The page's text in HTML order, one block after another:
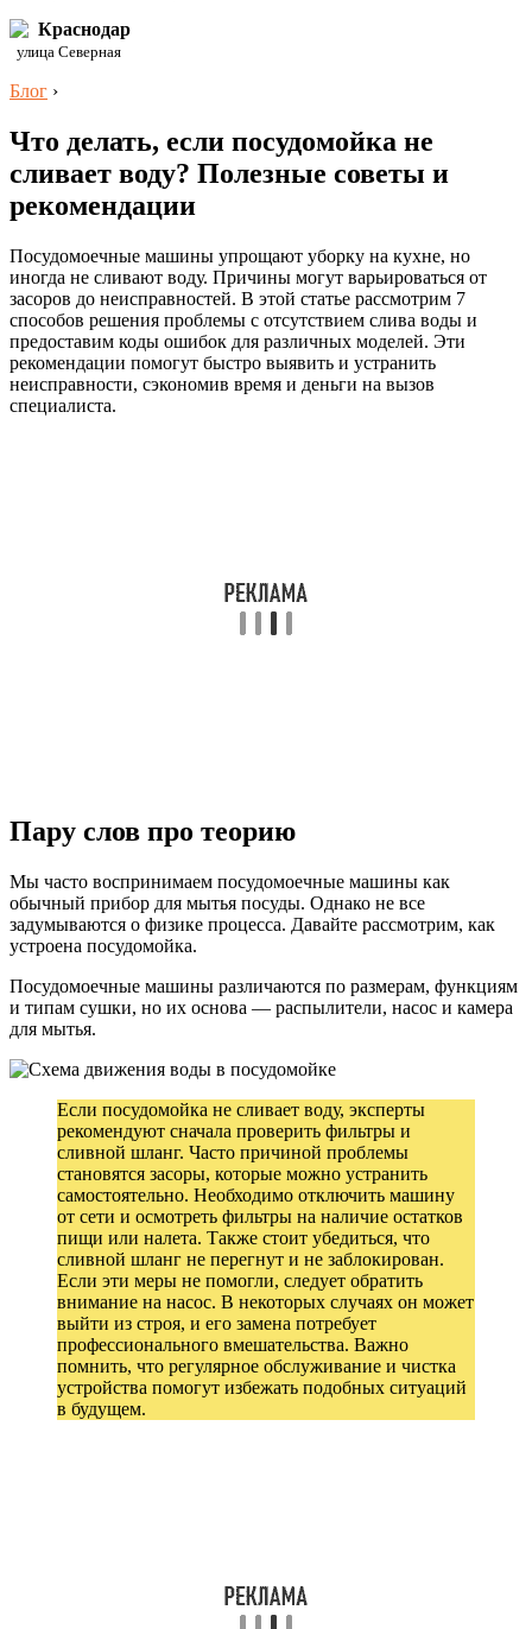
Краснодар
улица Северная
Блог ›
Что делать, если посудомойка не
сливает воду? Полезные советы и
рекомендации
Посудомоечные машины упрощают уборку на кухне, но
иногда не сливают воду. Причины могут варьироваться от
засоров до неисправностей. В этой статье рассмотрим 7
способов решения проблемы с отсутствием слива воды и
предоставим коды ошибок для различных моделей. Эти
рекомендации помогут быстро выявить и устранить
неисправности, сэкономив время и деньги на вызов
специалиста.
Пару слов про теорию
Мы часто воспринимаем посудомоечные машины как
обычный прибор для мытья посуды. Однако не все
задумываются о физике процесса. Давайте рассмотрим, как
устроена посудомойка.
Посудомоечные машины различаются по размерам, функциям
и типам сушки, но их основа — распылители, насос и камера
для мытья.
Если посудомойка не сливает воду, эксперты
рекомендуют сначала проверить фильтры и
сливной шланг. Часто причиной проблемы
становятся засоры, которые можно устранить
самостоятельно. Необходимо отключить машину
от сети и осмотреть фильтры на наличие остатков
пищи или налета. Также стоит убедиться, что
сливной шланг не перегнут и не заблокирован.
Если эти меры не помогли, следует обратить
внимание на насос. В некоторых случаях он может
выйти из строя, и его замена потребует
профессионального вмешательства. Важно
помнить, что регулярное обслуживание и чистка
устройства помогут избежать подобных ситуаций
в будущем.